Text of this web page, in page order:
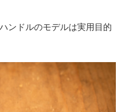
ンドルのモデルは実用目的